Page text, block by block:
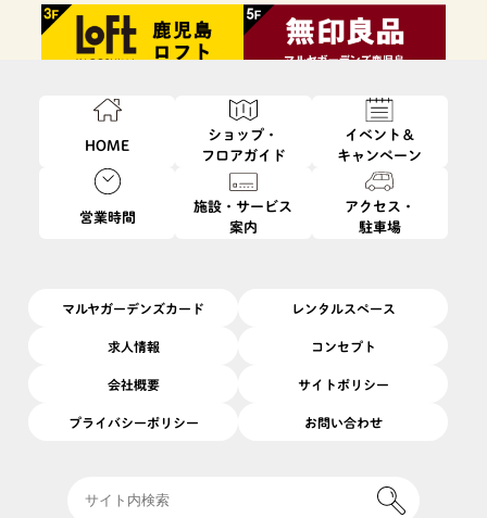
HOME
ショップ・
フロアガイド
イベント＆
キャンペーン
営業時間
施設・サービス
案内
アクセス・
駐車場
マルヤガーデンズカード レンタルスペース
求人情報 コンセプト
会社概要 サイトポリシー
プライバシーポリシー お問い合わせ